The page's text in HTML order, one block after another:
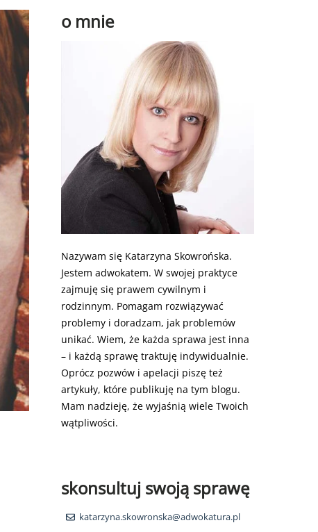
o mnie
Nazywam się Katarzyna Skowrońska.
Jestem adwokatem. W swojej praktyce
zajmuję się prawem cywilnym i
rodzinnym. Pomagam rozwiązywać
problemy i doradzam, jak problemów
unikać. Wiem, że każda sprawa jest inna
– i każdą sprawę traktuję indywidualnie.
Oprócz pozwów i apelacji piszę też
artykuły, które publikuję na tym blogu.
Mam nadzieję, że wyjaśnią wiele Twoich
wątpliwości.
skonsultuj swoją sprawę
katarzyna.skowronska@adwokatura.pl